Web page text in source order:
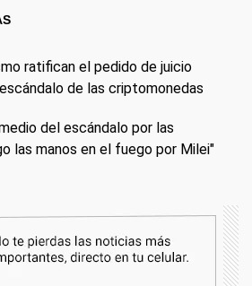
ratifican el pedido de juicio
de las criptomonedas
del escándalo por las
las manos en el fuego por Milei"